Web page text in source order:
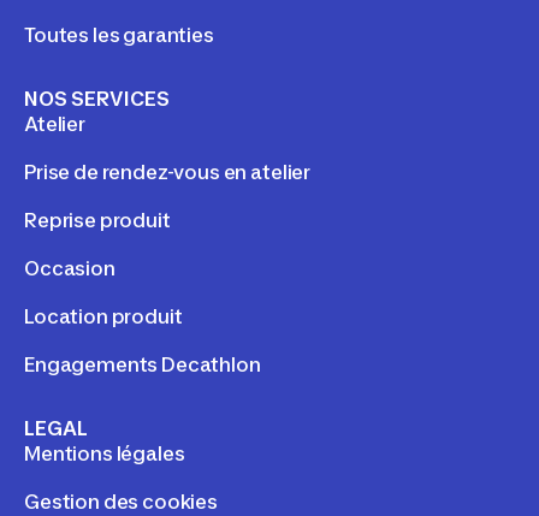
Toutes les garanties
NOS SERVICES
Atelier
Prise de rendez-vous en atelier
Reprise produit
Occasion
Location produit
Engagements Decathlon
LEGAL
Mentions légales
Gestion des cookies